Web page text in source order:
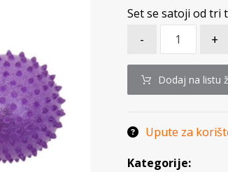
Set se satoji od tri
- +
Dodaj na listu
Upute za
Kategorije: